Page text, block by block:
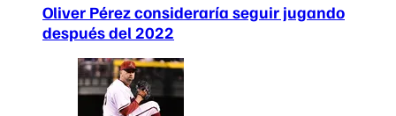
Oliver Pérez consideraría seguir jugando
después del 2022